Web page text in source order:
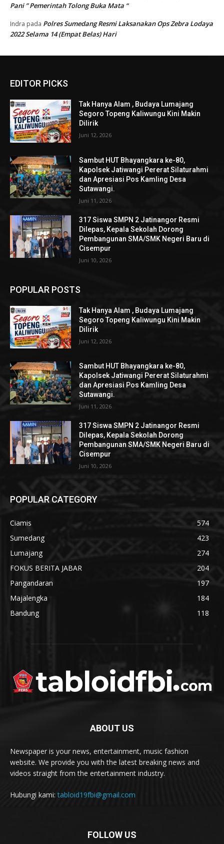
Pani ” Pemerintah Tolong Buka Mata “
Indra pada Polres Sumedang Resmi Laksanakan Ops Zebra Lodaya
2022 Selama 14 (Empat Belas) Hari
EDITOR PICKS
Tak Hanya Alam , Budaya Lumajang
Segoro Topeng Kaliwungu Kini Makin
Dilirik
Juni 12, 2026
Sambut HUT Bhayangkara ke-80,
Kapolsek Jatiwangi Pererat Silaturahmi
dan Apresiasi Pos Kamling Desa
Sutawangi.
Juni 11, 2026
317 Siswa SMPN 2 Jatinangor Resmi
Dilepas, Kepala Sekolah Dorong
Pembangunan SMA/SMK Negeri Baru di
Cisempur
Juni 10, 2026
POPULAR POSTS
Tak Hanya Alam , Budaya Lumajang
Segoro Topeng Kaliwungu Kini Makin
Dilirik
Juni 12, 2026
Sambut HUT Bhayangkara ke-80,
Kapolsek Jatiwangi Pererat Silaturahmi
dan Apresiasi Pos Kamling Desa
Sutawangi.
Juni 11, 2026
317 Siswa SMPN 2 Jatinangor Resmi
Dilepas, Kepala Sekolah Dorong
Pembangunan SMA/SMK Negeri Baru di
Cisempur
Juni 10, 2026
POPULAR CATEGORY
Ciamis
574
Sumedang
423
Lumajang
274
FOKUS BERITA JABAR
204
Pangandaran
197
Majalengka
184
Bandung
118
ABOUT US
Newspaper is your news, entertainment, music fashion
website. We provide you with the latest breaking news and
videos straight from the entertainment industry.
Hubungi kami:tabloid19fbi@gmail.com
FOLLOW US